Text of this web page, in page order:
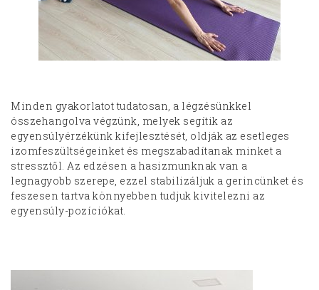
Minden gyakorlatot tudatosan, a légzésünkkel
összehangolva végzünk, melyek segítik az
egyensúlyérzékünk kifejlesztését, oldják az esetleges
izomfeszültségeinket és megszabadítanak minket a
stressztől. Az edzésen a hasizmunknak van a
legnagyobb szerepe, ezzel stabilizáljuk a gerincünket és
feszesen tartva könnyebben tudjuk kivitelezni az
egyensúly-pozíciókat.